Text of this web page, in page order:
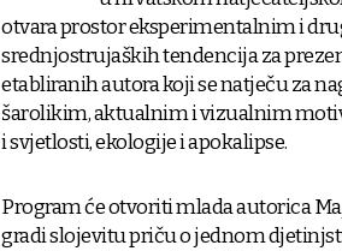
otvara prostor eksperimentalnim i
srednjostrujaških tendencija za
etabliranih autora koji se natječu za
šarolikim, aktualnim i vizualnim
i svjetlosti, ekologije i apokalipse.
Program će otvoriti mlada autorica
gradi slojevitu priču o jednom